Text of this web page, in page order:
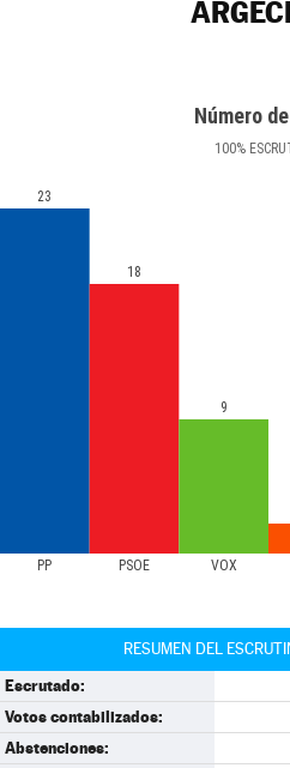
Número
100%
PP PSOE VOX
23
18
9
RESUMEN DEL
Escrutado:
Votos contabilizados:
Abstenciones: